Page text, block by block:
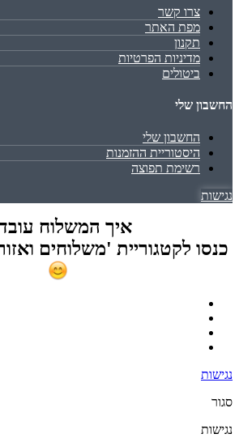
צרו קשר
מפת האתר
תקנון
מדיניות הפרטיות
ביטולים
החשבון שלי
החשבון שלי
היסטוריית ההזמנות
רשימת תפוצה
נגישות
איך המשלוח
כנסו לקטגוריית 'משלוחים
נגישות
סגור
נגישות